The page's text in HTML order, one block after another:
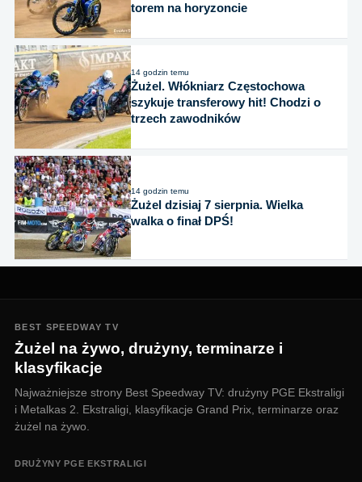
torem na horyzoncie
14 godzin temu
Żużel. Włókniarz Częstochowa
szykuje transferowy hit! Chodzi o
trzech zawodników
14 godzin temu
Żużel dzisiaj 7 sierpnia. Wielka
walka o finał DPŚ!
BEST SPEEDWAY TV
Żużel na żywo, drużyny, terminarze i
klasyfikacje
Najważniejsze strony Best Speedway TV: drużyny PGE Ekstraligi
i Metalkas 2. Ekstraligi, klasyfikacje Grand Prix, terminarze oraz
żużel na żywo.
DRUŻYNY PGE EKSTRALIGI